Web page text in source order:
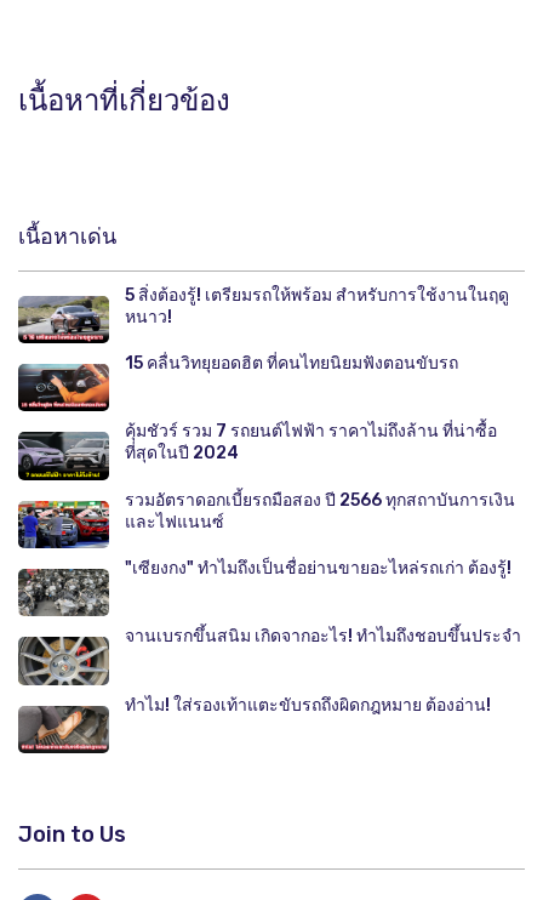
เนื้อหาที่เกี่ยวข้อง
เนื้อหาเด่น
5 สิ่งต้องรู้! เตรียมรถให้พร้อม สำหรับการใช้งานในฤดู
หนาว!
15 คลื่นวิทยุยอดฮิต ที่คนไทยนิยมฟังตอนขับรถ
คุ้มชัวร์ รวม 7 รถยนต์ไฟฟ้า ราคาไม่ถึงล้าน ที่น่าซื้อ
ที่สุดในปี 2024
รวมอัตราดอกเบี้ยรถมือสอง ปี 2566 ทุกสถาบันการเงิน
และไฟแนนซ์
"เซียงกง" ทำไมถึงเป็นชื่อย่านขายอะไหล่รถเก่า ต้องรู้!
จานเบรกขึ้นสนิม เกิดจากอะไร! ทำไมถึงชอบขึ้นประจำ
ทำไม! ใส่รองเท้าแตะขับรถถึงผิดกฎหมาย ต้องอ่าน!
Join to Us